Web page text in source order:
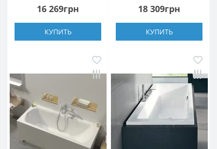
16 269грн
КУПИТЬ
18 309грн
КУПИТЬ